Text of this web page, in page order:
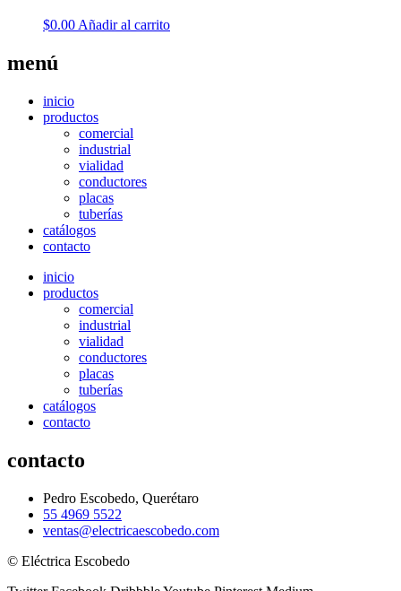
$0.00 Añadir al carrito
menú
inicio
productos
comercial
industrial
vialidad
conductores
placas
tuberías
catálogos
contacto
inicio
productos
comercial
industrial
vialidad
conductores
placas
tuberías
catálogos
contacto
contacto
Pedro Escobedo, Querétaro
55 4969 5522
ventas@electricaescobedo.com
© Eléctrica Escobedo